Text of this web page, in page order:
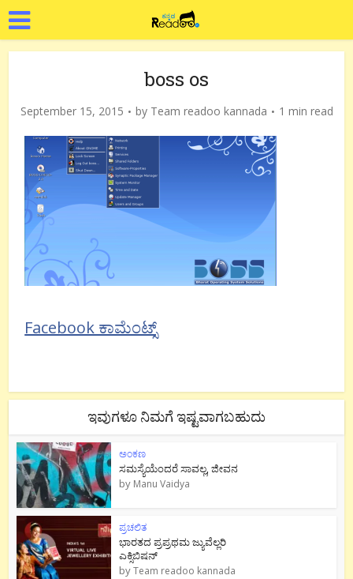
boss os
September 15, 2015 by Team readoo kannada 1 min read
Facebook ಕಾಮೆಂಟ್ಸ್
ಇವುಗಳೂ ನಿಮಗೆ ಇಷ್ಟವಾಗಬಹುದು
ಅಂಕಣ
ಸಮಸ್ಯೆಯೆಂದರೆ ಸಾವಲ್ಲ, ಜೀವನ
by Manu Vaidya
ಪ್ರಚಲಿತ
ಭಾರತದ ಪ್ರಪ್ರಥಮ ಜ್ಯುವೆಲ್ಲರಿ
ಎಕ್ಸಿಬಿಷನ್
byTeam readoo kannada